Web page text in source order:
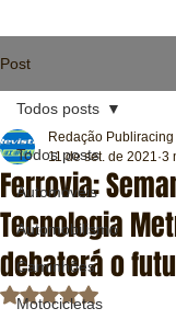
Post
Todos posts
Automóveis
Automobilismo
Caminhões
Motocicletas
Todos posts
Ferrovia:
Tecnologia
debaterá o
Redação Publiracing
11 de set. de 2021 3
Avaliado com